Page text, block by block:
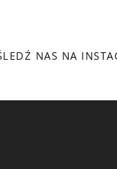
NAS NA